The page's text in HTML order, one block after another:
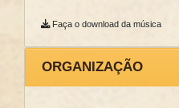
Faça o download da música
ORGANIZAÇÃO